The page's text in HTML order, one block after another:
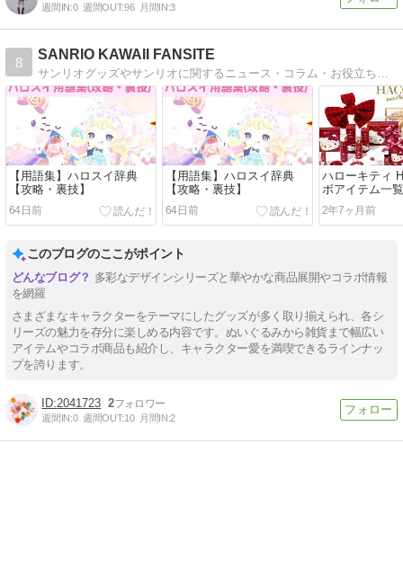
週間IN:0 週間OUT:96 月間IN:3
8
SANRIO KAWAII FANSITE
【用語集】ハロスイ辞典
【攻略・裏技】
64日前
【用語集】ハロスイ辞典
【攻略・裏技】
64日前
ハローキティ
ボアイテム一覧
2年7ヶ月前
このブログのここがポイント
多彩なデザインシリーズと華やかな商品展開やコラボ情報
を網羅
さまざまなキャラクターをテーマにしたグッズが多く取り揃えられ、各シ
リーズの魅力を存分に楽しめる内容です。ぬいぐるみから雑貨まで幅広い
アイテムやコラボ商品も紹介し、キャラクター愛を満喫できるラインナッ
プを誇ります。
2041723 2
週間IN:0 週間OUT:10 月間IN:2